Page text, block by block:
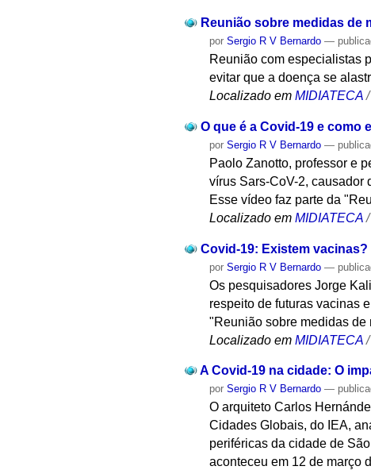
Reunião sobre medidas de
porSergio R V Bernardo —
Reunião com especialistas
evitar que a doença se
Localizado em MIDIATECA /
O que é a Covid-19 e como
porSergio R V Bernardo —
Paolo Zanotto, professor e
vírus Sars-CoV-2, causador
Esse vídeo faz parte da
Localizado em MIDIATECA /
Covid-19: Existem
porSergio R V Bernardo —
Os pesquisadores Jorge
respeito de futuras vacinas
"Reunião sobre medidas de
Localizado em MIDIATECA /
A Covid-19 na cidade: O
porSergio R V Bernardo —
O arquiteto Carlos
Cidades Globais, do IEA,
periféricas da cidade de
aconteceu em 12 de março